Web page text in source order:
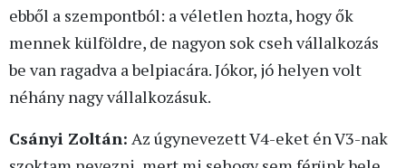
ebből a szempontból: a véletlen hozta, hogy ők
mennek külföldre, de nagyon sok cseh vállalkozás
be van ragadva a belpiacára. Jókor, jó helyen volt
néhány nagy vállalkozásuk.
Csányi Zoltán: Az úgynevezett V4-eket én V3-nak